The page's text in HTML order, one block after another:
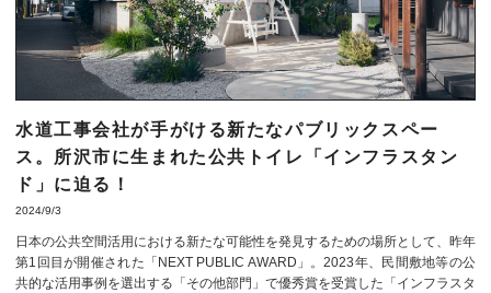
水道工事会社が手がける新たなパブリックスペー
ス。所沢市に生まれた公共トイレ「インフラスタン
ド」に迫る！
2024/9/3
日本の公共空間活用における新たな可能性を発見するための場所として、昨年
第1回目が開催された「NEXT PUBLIC AWARD」。2023年、民間敷地等の公
共的な活用事例を選出する「その他部門」で優秀賞を受賞した「インフラスタ